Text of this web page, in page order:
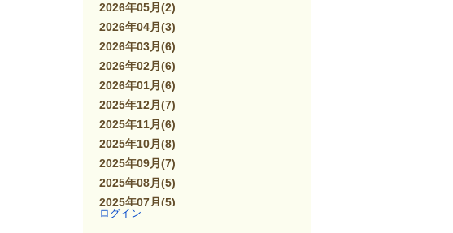
2026年05月 (2)
2026年04月 (3)
2026年03月 (6)
2026年02月 (6)
2026年01月 (6)
2025年12月 (7)
2025年11月 (6)
2025年10月 (8)
2025年09月 (7)
2025年08月 (5)
2025年07月 (5)
2025年06月
ログイン